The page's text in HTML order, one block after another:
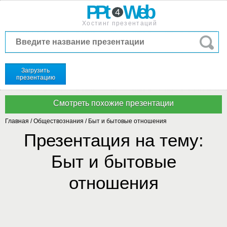
PPt 4 Web
Хостинг презентаций
Загрузить
презентацию
Главная /Обществознания / Быт и бытовые отношения
Презентация на тему:
Быт и бытовые
отношения